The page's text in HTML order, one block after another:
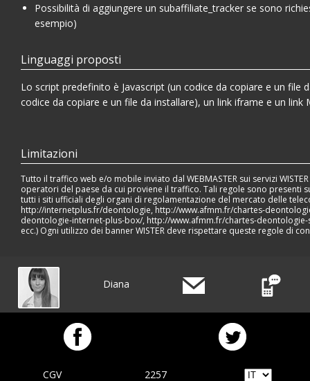
Possibilità di aggiungere un subaffiliate_tracker se sono
esempio)
Linguaggi proposti
Lo script predefinito è Javascript (un codice da copiare e un file
codice da copiare e un file da installare), un link iframe e un link
Limitazioni
Tutto il traffico web e/o mobile inviato dal WEBMASTER sui servizi
operatori del paese da cui proviene il traffico. Tali regole sono presenti
tutti i siti ufficiali degli organi di regolamentazione del mercato delle
http://internetplus.fr/deontologie, http://www.afmm.fr/chartes-
deontologie-internet-plus-box/, http://www.afmm.fr/chartes-
ecc.) Ogni utilizzo dei banner WISTER deve rispettare queste regole di
Diana
CGV 2257